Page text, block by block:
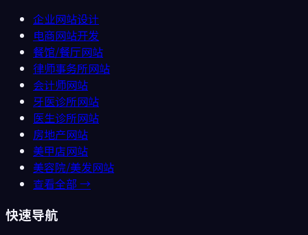
企业网站设计
电商网站开发
餐馆/餐厅网站
律师事务所网站
会计师网站
牙医诊所网站
医生诊所网站
房地产网站
美甲店网站
美容院/美发网站
查看全部 →
快速导航